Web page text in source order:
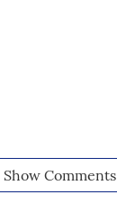
Show Comments